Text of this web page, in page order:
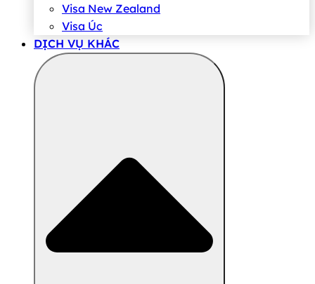
Visa New Zealand
Visa Úc
DỊCH VỤ KHÁC